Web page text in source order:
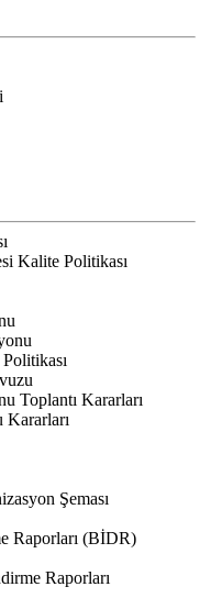
Kalite Politikası
Toplantı Kararları
Şeması
Raporları (BİDR)
Raporları